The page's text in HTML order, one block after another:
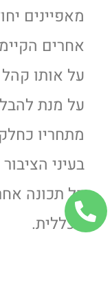
מאפיינים
אחרים
על אותו קהל
על מנת
מתחריו
בעיני
כל תכונה
הכללית.